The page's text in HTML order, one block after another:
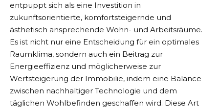
entpuppt sich als eine Investition in
zukunftsorientierte, komfortsteigernde und
ästhetisch ansprechende Wohn- und Arbeitsräume.
Es ist nicht nur eine Entscheidung für ein optimales
Raumklima, sondern auch ein Beitrag zur
Energieeffizienz und möglicherweise zur
Wertsteigerung der Immobilie, indem eine Balance
zwischen nachhaltiger Technologie und dem
täglichen Wohlbefinden geschaffen wird. Diese Art